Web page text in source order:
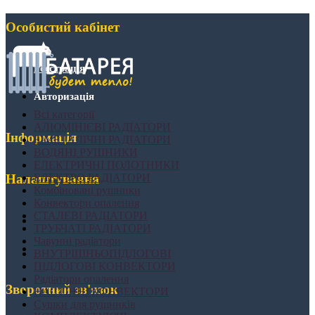
Особистий кабінет
Реєстрація
Авторизація
Інформація
Налаштування
Зворотний зв'язок
БІМЕТАЛІЧНІ РАДІАТОРИ
ЕЛЕКТРО РАДІАТОРИ
Комбіновані рушники
НАСТІННІ КОНВЕКТОРИ